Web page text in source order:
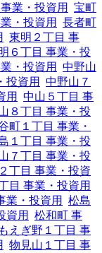
業・投資用
宝町
・投資用
長者町
東明２丁目 事
６丁目 事業・投
・投資用
中野山
投資用
中野山７
用
中山５丁目 事
８丁目 事業・投
町１丁目 事業・
１丁目 事業・投
７丁目 事業・投
丁目 事業・投資
目 事業・投資用
業・投資用
松島
資用
松和町 事
もえぎ野１丁目 事
物見山１丁目 事